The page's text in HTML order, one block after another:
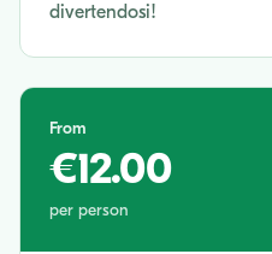
divertendosi!
From
€12.00
per person